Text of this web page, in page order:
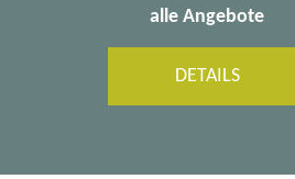
zuzüglich Paketpreis 59€ pro Person
alle Angebote
DETAILS